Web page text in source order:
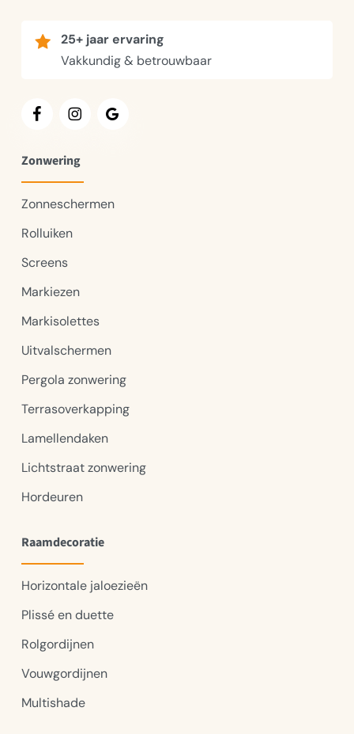
25+ jaar ervaring
Vakkundig & betrouwbaar
Zonwering
Zonneschermen
Rolluiken
Screens
Markiezen
Markisolettes
Uitvalschermen
Pergola zonwering
Terrasoverkapping
Lamellendaken
Lichtstraat zonwering
Hordeuren
Raamdecoratie
Horizontale jaloezieën
Plissé en duette
Rolgordijnen
Vouwgordijnen
Multishade